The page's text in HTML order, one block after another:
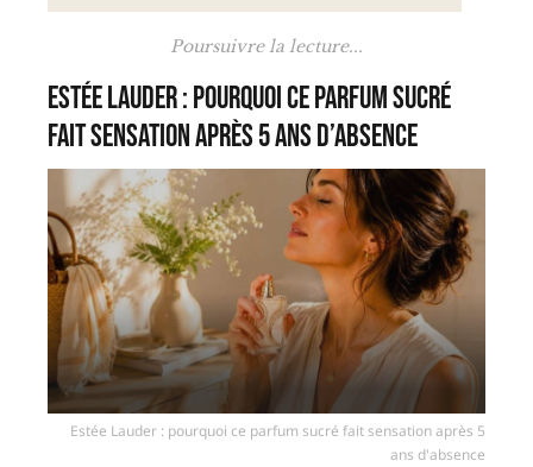
Poursuivre la lecture...
Estée Lauder : pourquoi ce parfum sucré
fait sensation après 5 ans d’absence
Estée Lauder : pourquoi ce parfum sucré fait sensation après 5
ans d'absence